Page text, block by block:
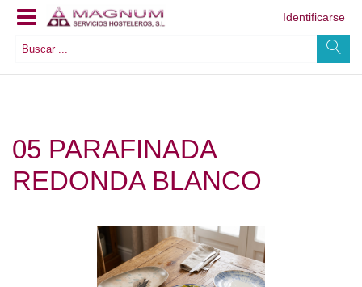
Identificarse
05 PARAFINADA
REDONDA BLANCO